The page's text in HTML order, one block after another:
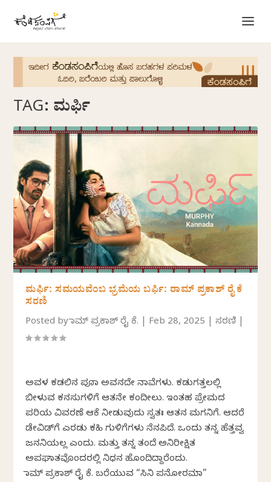
TAG: ಮರ್ಫಿ
ಮರ್ಫಿ: ಸಮಯವೆಂಬ ಭ್ರಮೆಯ ಬರ್ಫಿ: ರಾಮ್ ಪ್ರಕಾಶ್ ರೈ ಕೆ
ಸರಣಿ
Posted byರಾಮ್ ಪ್ರಕಾಶ್ ರೈ ಕೆ. Feb 28, 2025 |ಸರಣಿ
ಅವಳ ಕಡಲಿನ ಪೂರಾ ಅವನದೇ ನಾವೆಗಳು. ಕಡುಗತ್ತಲಲ್ಲಿ
ಬೀಳುವ ಕನಸುಗಳಿಗೆ ಆತನೇ ಕಂದೀಲು. ಇಂತಹ ಪ್ರೇಮದ
ಪರಿಯ ವಿವರಣೆ ಆಕೆ ನೀಡುವುದು ಸ್ವತಃ ಆತನ ಮಗನಿಗೆ. ಆದರೆ
ಡೇವಿಡ್‌ಗೆ ಎರಡು ಕಹಿ ಗುಳಿಗೆಗಳು ನೆನಪಿದೆ. ಒಂದು ತನ್ನ ಹೆತ್ತವ್ವ
ಜನನಿಯಲ್ಲ ಎಂದು. ಮತ್ತು ತನ್ನ ತಂದೆ ಅನಿರೀಕ್ಷಿತ
ಅಪಘಾತವೊಂದರಲ್ಲಿ ನಿಧನ ಹೊಂದಿದ್ದಾರೆಂದು.
ರಾಮ್ ಪ್ರಕಾಶ್ ರೈ ಕೆ. ಬರೆಯುವ “ಸಿನಿ ಪನೋರಮಾ”